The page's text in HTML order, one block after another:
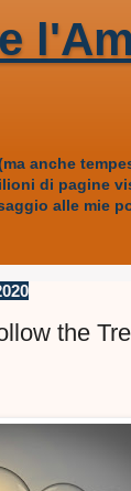
anche
di pagine
alle mie
the